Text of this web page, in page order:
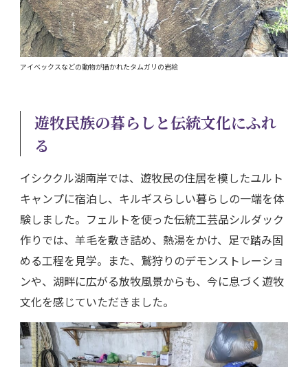
アイベックスなどの動物が描かれたタムガリの岩絵
遊牧民族の暮らしと伝統文化にふれ
る
イシククル湖南岸では、遊牧民の住居を模したユルト
キャンプに宿泊し、キルギスらしい暮らしの一端を体
験しました。フェルトを使った伝統工芸品シルダック
作りでは、羊毛を敷き詰め、熱湯をかけ、足で踏み固
める工程を見学。また、鷲狩りのデモンストレーショ
ンや、湖畔に広がる放牧風景からも、今に息づく遊牧
文化を感じていただきました。